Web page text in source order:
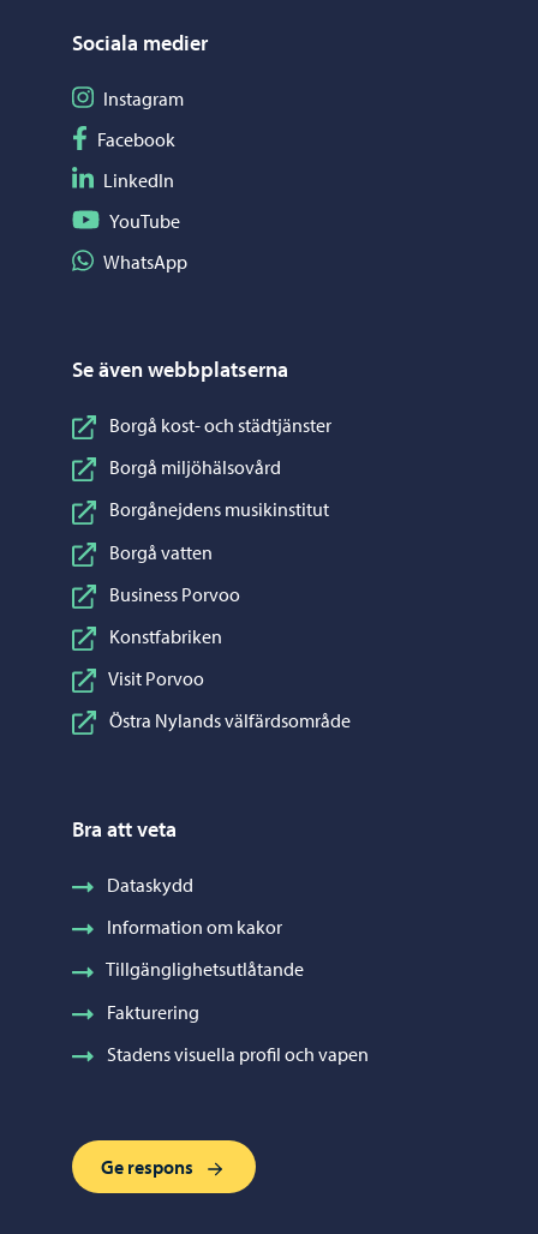
Sociala medier
Följ på Instagram
Instagram
Följ på Facebook
Facebook
Följ på LinkedIn
LinkedIn
Följ på YouTube
YouTube
Dela på WhatsApp
WhatsApp
Se även webbplatserna
Borgå kost- och städtjänster
Borgå miljöhälsovård
Borgånejdens musikinstitut
Borgå vatten
Business Porvoo
Konstfabriken
Visit Porvoo
Östra Nylands välfärdsområde
Bra att veta
Dataskydd
Information om kakor
Tillgänglighetsutlåtande
Fakturering
Stadens visuella profil och vapen
Ge respons